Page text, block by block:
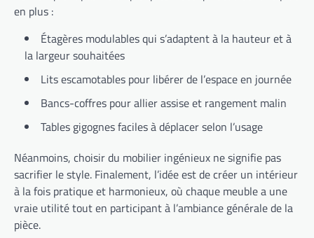
en plus :
Étagères modulables qui s’adaptent à la hauteur et à
la largeur souhaitées
Lits escamotables pour libérer de l’espace en journée
Bancs-coffres pour allier assise et rangement malin
Tables gigognes faciles à déplacer selon l’usage
Néanmoins, choisir du mobilier ingénieux ne signifie pas
sacrifier le style. Finalement, l’idée est de créer un intérieur
à la fois pratique et harmonieux, où chaque meuble a une
vraie utilité tout en participant à l’ambiance générale de la
pièce.